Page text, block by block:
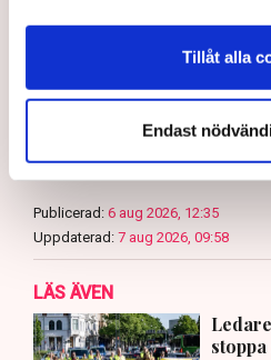
Tillåt alla
Endast
Gabriel Cardona
Publicerad: 6 aug 2026, 12:35
Uppdaterad: 7 aug 2026, 09:58
LÄS ÄVEN